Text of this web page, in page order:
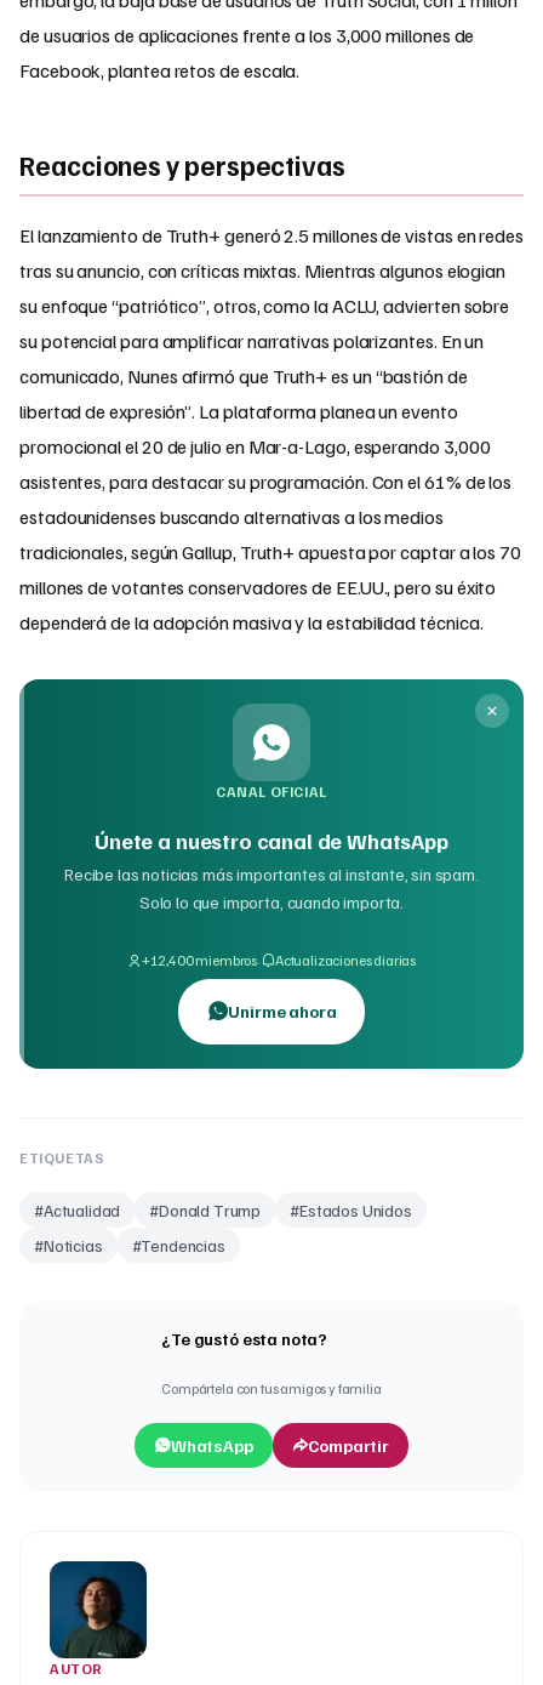
de usuarios de aplicaciones frente a los 3,000 millones de
Facebook, plantea retos de escala.
Reacciones y perspectivas
El lanzamiento de Truth+ generó 2.5 millones de vistas en redes
tras su anuncio, con críticas mixtas. Mientras algunos elogian
su enfoque “patriótico”, otros, como la ACLU, advierten sobre
su potencial para amplificar narrativas polarizantes. En un
comunicado, Nunes afirmó que Truth+ es un “bastión de
libertad de expresión”. La plataforma planea un evento
promocional el 20 de julio en Mar-a-Lago, esperando 3,000
asistentes, para destacar su programación. Con el 61% de los
estadounidenses buscando alternativas a los medios
tradicionales, según Gallup, Truth+ apuesta por captar a los 70
millones de votantes conservadores de EE.UU., pero su éxito
dependerá de la adopción masiva y la estabilidad técnica.
CANAL OFICIAL
Únete a nuestro canal de WhatsApp
Recibe las noticias más importantes al instante, sin spam.
Solo lo que importa, cuando importa.
+12,400 miembros· Actualizaciones diarias
Unirme ahora
ETIQUETAS
#Actualidad #Donald Trump #Estados Unidos
#Noticias #Tendencias
¿Te gustó esta nota?
Compártela con tus amigos y familia
WhatsApp Compartir
AUTOR